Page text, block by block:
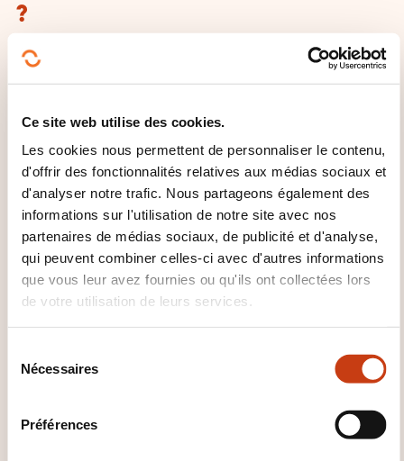
Ce site web utilise des cookies.
Les cookies nous permettent de personnaliser le contenu,
d'offrir des fonctionnalités relatives aux médias sociaux et
d'analyser notre trafic. Nous partageons également des
informations sur l'utilisation de notre site avec nos
partenaires de médias sociaux, de publicité et d'analyse,
qui peuvent combiner celles-ci avec d'autres informations
que vous leur avez fournies ou qu'ils ont collectées lors
de votre utilisation de leurs services.
Nécessaires
Préférences
?
Des exercices corrigés / débats / exemples et
COMMENT L’ÉVALUATION EST-
ELLE ORGANISÉE ?
Évaluation continue en cours de formation via
questionnement, feedback et synthèses régulières.
Utilisation de quizz et résumés en début de chaque
journée de formation.
QUE RECEVEZ-VOUS À LA FIN DE
Des attestations de participation seront envoyées,